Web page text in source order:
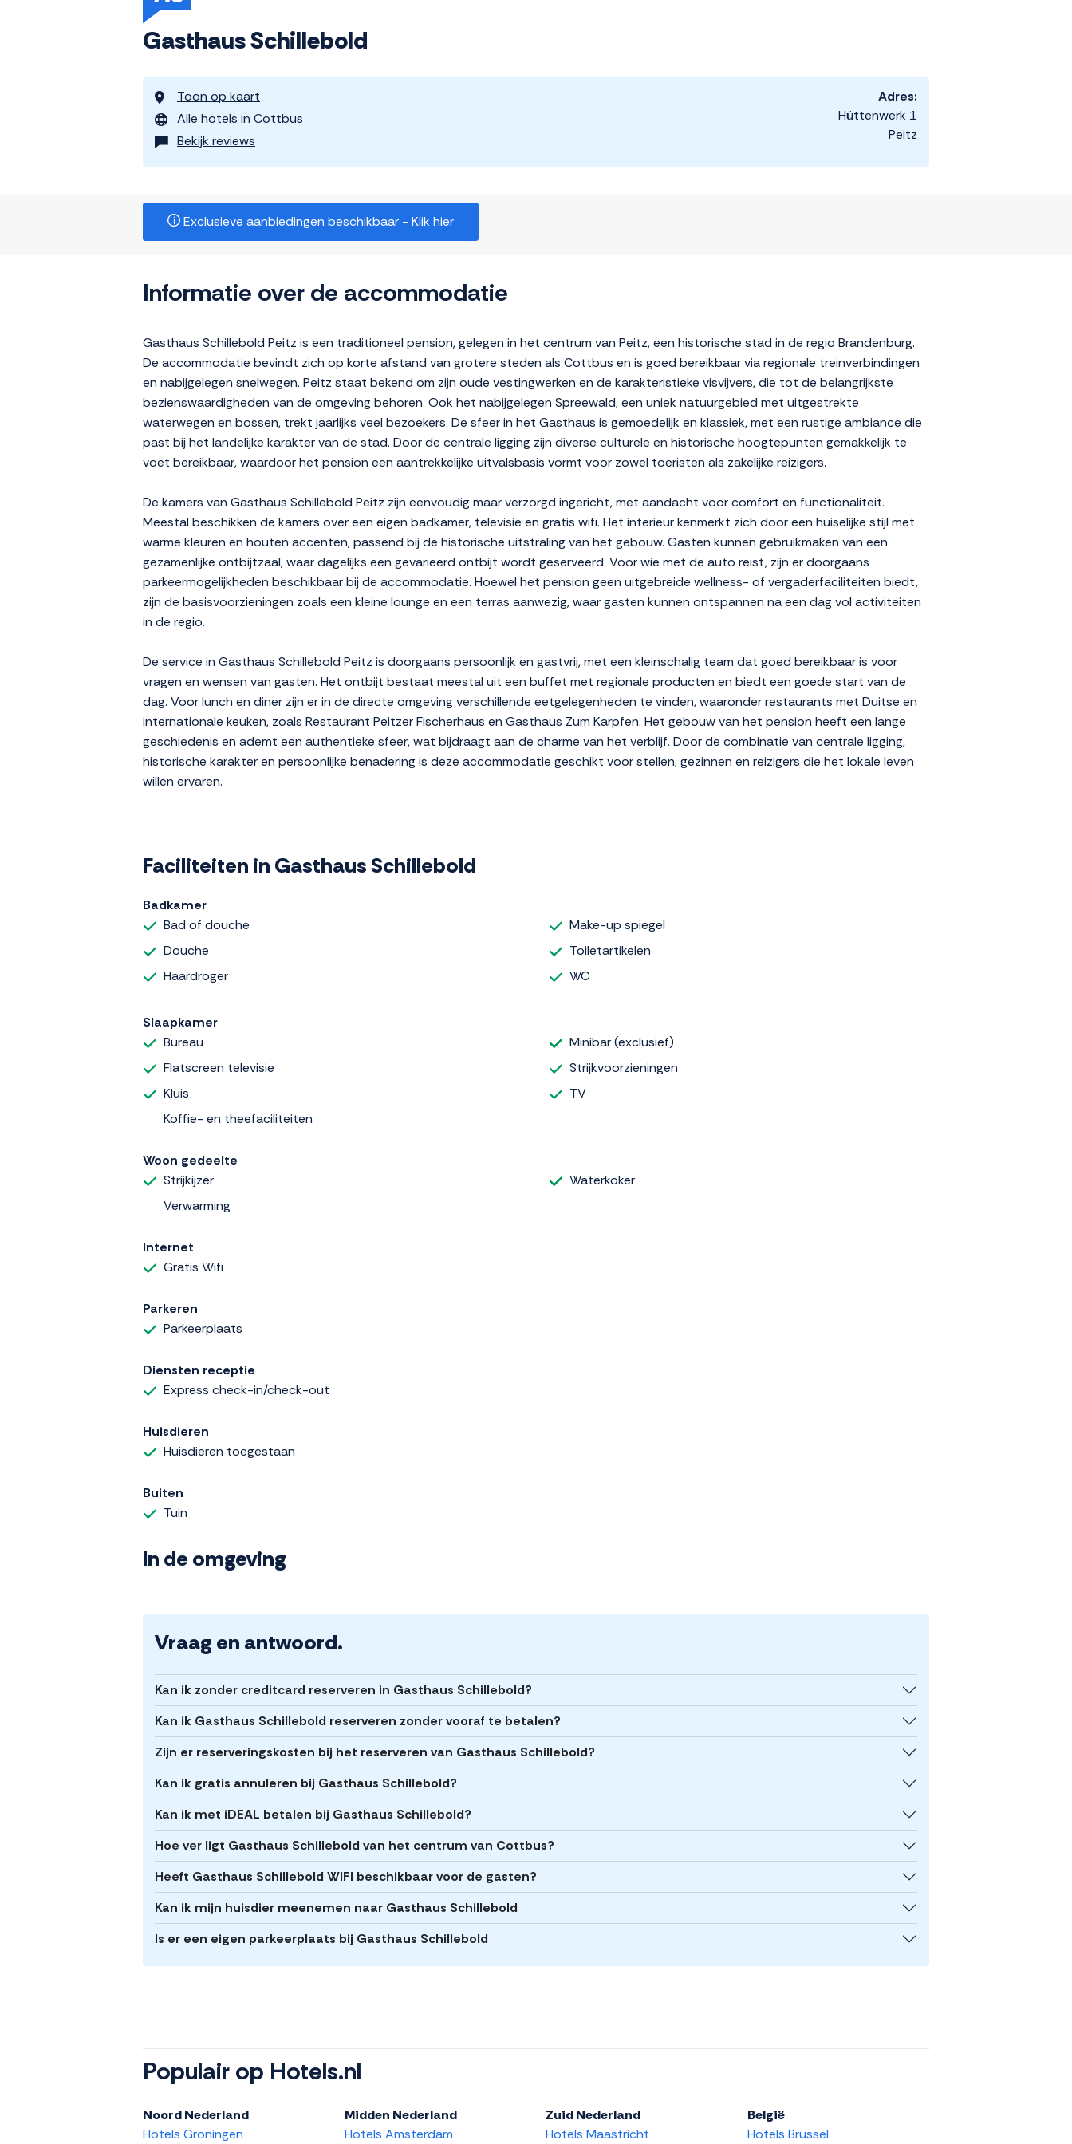
Gasthaus Schillebold
Toon op kaart
Alle hotels in Cottbus
Bekijk reviews
Adres:
Hüttenwerk 1
Peitz
Exclusieve aanbiedingen beschikbaar - Klik hier
Informatie over de accommodatie
Gasthaus Schillebold Peitz is een traditioneel pension, gelegen in het centrum van Peitz, een historische stad in de regio Brandenburg.
De accommodatie bevindt zich op korte afstand van grotere steden als Cottbus en is goed bereikbaar via regionale treinverbindingen
en nabijgelegen snelwegen. Peitz staat bekend om zijn oude vestingwerken en de karakteristieke visvijvers, die tot de belangrijkste
bezienswaardigheden van de omgeving behoren. Ook het nabijgelegen Spreewald, een uniek natuurgebied met uitgestrekte
waterwegen en bossen, trekt jaarlijks veel bezoekers. De sfeer in het Gasthaus is gemoedelijk en klassiek, met een rustige ambiance die
past bij het landelijke karakter van de stad. Door de centrale ligging zijn diverse culturele en historische hoogtepunten gemakkelijk te
voet bereikbaar, waardoor het pension een aantrekkelijke uitvalsbasis vormt voor zowel toeristen als zakelijke reizigers.
De kamers van Gasthaus Schillebold Peitz zijn eenvoudig maar verzorgd ingericht, met aandacht voor comfort en functionaliteit.
Meestal beschikken de kamers over een eigen badkamer, televisie en gratis wifi. Het interieur kenmerkt zich door een huiselijke stijl met
warme kleuren en houten accenten, passend bij de historische uitstraling van het gebouw. Gasten kunnen gebruikmaken van een
gezamenlijke ontbijtzaal, waar dagelijks een gevarieerd ontbijt wordt geserveerd. Voor wie met de auto reist, zijn er doorgaans
parkeermogelijkheden beschikbaar bij de accommodatie. Hoewel het pension geen uitgebreide wellness- of vergaderfaciliteiten biedt,
zijn de basisvoorzieningen zoals een kleine lounge en een terras aanwezig, waar gasten kunnen ontspannen na een dag vol activiteiten
in de regio.
De service in Gasthaus Schillebold Peitz is doorgaans persoonlijk en gastvrij, met een kleinschalig team dat goed bereikbaar is voor
vragen en wensen van gasten. Het ontbijt bestaat meestal uit een buffet met regionale producten en biedt een goede start van de
dag. Voor lunch en diner zijn er in de directe omgeving verschillende eetgelegenheden te vinden, waaronder restaurants met Duitse en
internationale keuken, zoals Restaurant Peitzer Fischerhaus en Gasthaus Zum Karpfen. Het gebouw van het pension heeft een lange
geschiedenis en ademt een authentieke sfeer, wat bijdraagt aan de charme van het verblijf. Door de combinatie van centrale ligging,
historische karakter en persoonlijke benadering is deze accommodatie geschikt voor stellen, gezinnen en reizigers die het lokale leven
willen ervaren.
Faciliteiten in Gasthaus Schillebold
Badkamer
Bad of douche
Douche
Haardroger
Make-up spiegel
Toiletartikelen
WC
Slaapkamer
Bureau
Flatscreen televisie
Kluis
Koffie- en theefaciliteiten
Minibar (exclusief)
Strijkvoorzieningen
TV
Woon gedeelte
Strijkijzer
Verwarming
Waterkoker
Internet
Gratis Wifi
Parkeren
Parkeerplaats
Diensten receptie
Express check-in/check-out
Huisdieren
Huisdieren toegestaan
Buiten
Tuin
In de omgeving
Vraag en antwoord.
Kan ik zonder creditcard reserveren in Gasthaus Schillebold?
Kan ik Gasthaus Schillebold reserveren zonder vooraf te betalen?
Zijn er reserveringskosten bij het reserveren van Gasthaus Schillebold?
Kan ik gratis annuleren bij Gasthaus Schillebold?
Kan ik met iDEAL betalen bij Gasthaus Schillebold?
Hoe ver ligt Gasthaus Schillebold van het centrum van Cottbus?
Heeft Gasthaus Schillebold WIFI beschikbaar voor de gasten?
Kan ik mijn huisdier meenemen naar Gasthaus Schillebold
Is er een eigen parkeerplaats bij Gasthaus Schillebold
Populair op Hotels.nl
Noord Nederland
Hotels Groningen
Midden Nederland
Hotels Amsterdam
Zuid Nederland
Hotels Maastricht
België
Hotels Brussel